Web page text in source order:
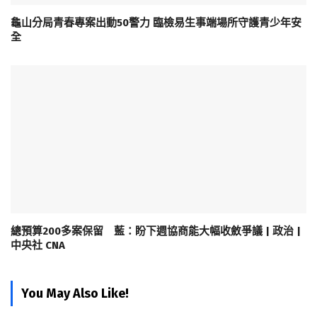
龜山分局青春專案出動50警力 臨檢易生事端場所守護青少年安
全
總預算200多案保留 藍：盼下週協商能大幅收斂爭議 | 政治 |
中央社 CNA
You May Also Like!